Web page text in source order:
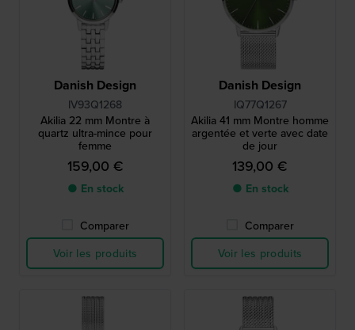
Danish Design
IV93Q1268
Akilia 22 mm Montre à
quartz ultra-mince pour
femme
159,00 €
● En stock
Comparer
Voir les produits
Danish Design
IQ77Q1267
Akilia 41 mm Montre homme
argentée et verte avec date
de jour
139,00 €
● En stock
Comparer
Voir les produits